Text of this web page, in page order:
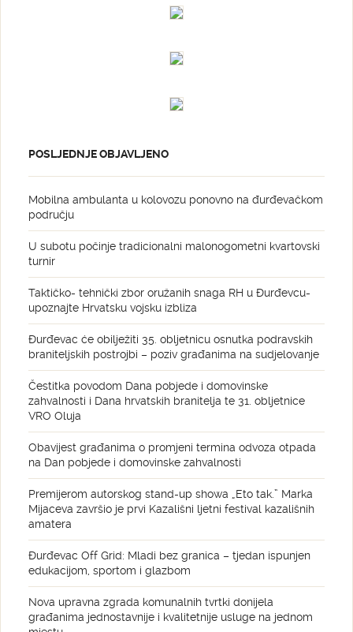
POSLJEDNJE OBJAVLJENO
Mobilna ambulanta u kolovozu ponovno na đurđevačkom
području
U subotu počinje tradicionalni malonogometni kvartovski
turnir
Taktičko- tehnički zbor oružanih snaga RH u Đurđevcu-
upoznajte Hrvatsku vojsku izbliza
Đurđevac će obilježiti 35. obljetnicu osnutka podravskih
braniteljskih postrojbi – poziv građanima na sudjelovanje
Čestitka povodom Dana pobjede i domovinske
zahvalnosti i Dana hrvatskih branitelja te 31. obljetnice
VRO Oluja
Obavijest građanima o promjeni termina odvoza otpada
na Dan pobjede i domovinske zahvalnosti
Premijerom autorskog stand-up showa „Eto tak.” Marka
Mijaceva završio je prvi Kazališni ljetni festival kazališnih
amatera
Đurđevac Off Grid: Mladi bez granica – tjedan ispunjen
edukacijom, sportom i glazbom
Nova upravna zgrada komunalnih tvrtki donijela
građanima jednostavnije i kvalitetnije usluge na jednom